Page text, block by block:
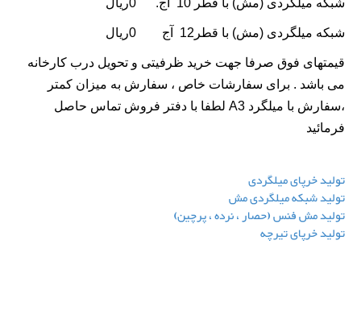
شبکه میلگردی (مش) با قطر 10 آج. 0ریال
شبکه میلگردی (مش) با قطر12 آج 0ریال
قیمتهای فوق صرفا جهت خرید ظرفیتی و تحویل درب کارخانه
می باشد . برای سفارشات خاص ، سفارش به میزان کمتر
،سفارش با میلگرد A3 لطفا با دفتر فروش تماس حاصل
فرمائید
تولید خرپای میلگردی
تولید شبکه میلگردی مش
تولید مش فنس (حصار ، نرده ، پرچین)
تولید خرپای تیرچه